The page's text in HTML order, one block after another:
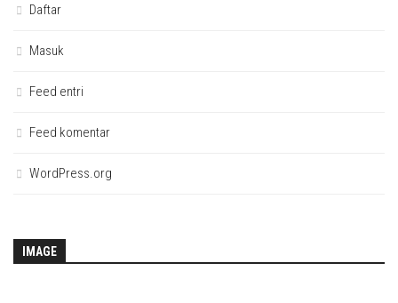
Daftar
Masuk
Feed entri
Feed komentar
WordPress.org
IMAGE